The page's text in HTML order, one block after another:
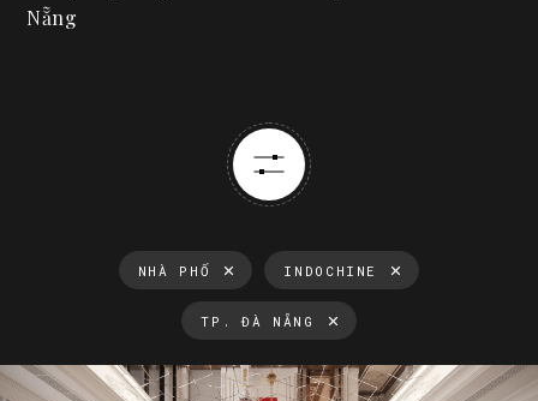
Nẵng
NHÀ PHỐ INDOCHINE
TP. ĐÀ NẴNG